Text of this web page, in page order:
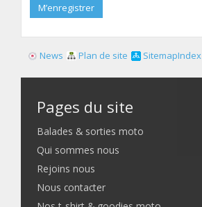
M’enregistrer
News Plan de site SitemapIndex
Pages du site
Balades & sorties moto
Qui sommes nous
Rejoins nous
Nous contacter